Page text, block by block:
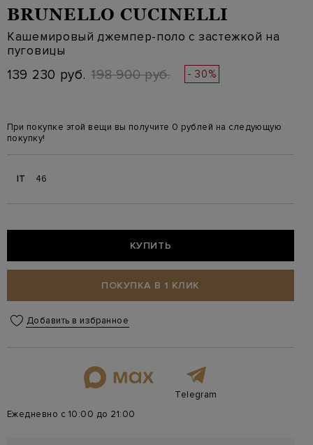
BRUNELLO CUCINELLI
Кашемировый джемпер-поло с застежкой на
пуговицы
139 230 руб. 198 900 руб. - 30%
При покупке этой вещи вы получите 0 рублей на следующую
покупку!
IT 46
КУПИТЬ
ПОКУПКА В 1 КЛИК
Добавить в избранное
Telegram
Ежедневно с 10:00 до 21:00